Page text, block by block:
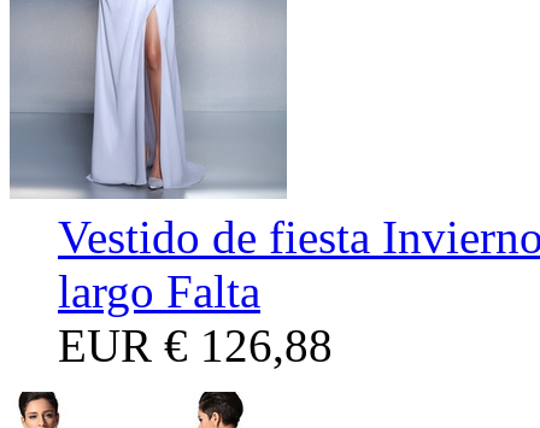
Vestido de fiesta
largo Falta
EUR € 126,88